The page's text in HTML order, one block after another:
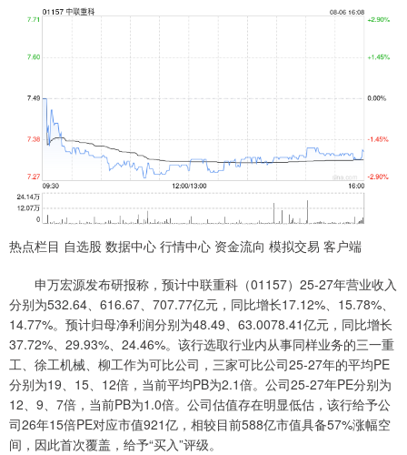
热点栏目 自选股 数据中心 行情中心 资金流向 模拟交易 客户端
申万宏源发布研报称，预计中联重科（01157）25-27年营业收入
分别为532.64、616.67、707.77亿元，同比增长17.12%、15.78%、
14.77%。预计归母净利润分别为48.49、63.0078.41亿元，同比增长
37.72%、29.93%、24.46%。该行选取行业内从事同样业务的三一重
工、徐工机械、柳工作为可比公司，三家可比公司25-27年的平均PE
分别为19、15、12倍，当前平均PB为2.1倍。公司25-27年PE分别为
12、9、7倍，当前PB为1.0倍。公司估值存在明显低估，该行给予公
司26年15倍PE对应市值921亿，相较目前588亿市值具备57%涨幅空
间，因此首次覆盖，给予“买入”评级。